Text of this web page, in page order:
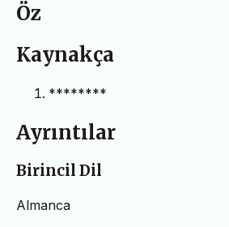
Öz
Kaynakça
********
Ayrıntılar
Birincil Dil
Almanca